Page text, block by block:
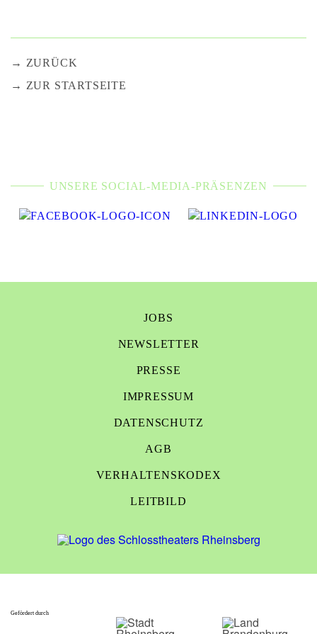
ZURÜCK
ZUR STARTSEITE
UNSERE SOCIAL-MEDIA-PRÄSENZEN
JOBS
NEWSLETTER
PRESSE
IMPRESSUM
DATENSCHUTZ
AGB
VERHALTENSKODEX
LEITBILD
Gefördert durch